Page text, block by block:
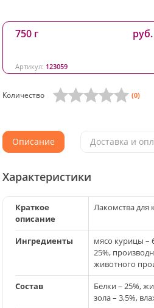
750 г
Артикул: 123059
руб.
Количество (0)
Описание Доставка и
Характеристики
Краткое
описание
Лакомства для
Ингредиенты
мясо курицы –
25%,
животного
Состав
Белки – 25%,
зола – 3,5%,